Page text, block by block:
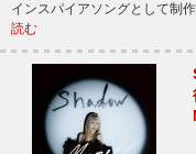
インスパイアソングとして制
読む